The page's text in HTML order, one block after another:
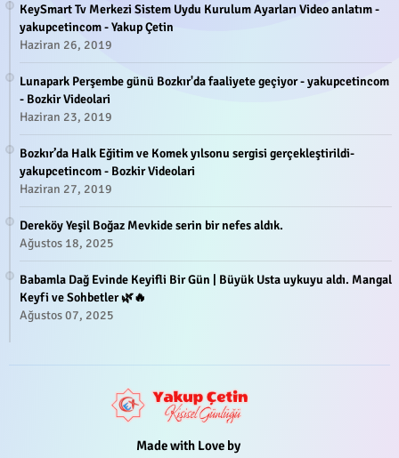
KeySmart Tv Merkezi Sistem Uydu Kurulum Ayarları Video anlatım -
yakupcetincom - Yakup Çetin
Haziran 26, 2019
Lunapark Perşembe günü Bozkır'da faaliyete geçiyor - yakupcetincom
- Bozkir Videolari
Haziran 23, 2019
Bozkır’da Halk Eğitim ve Komek yılsonu sergisi gerçekleştirildi-
yakupcetincom - Bozkir Videolari
Haziran 27, 2019
Dereköy Yeşil Boğaz Mevkide serin bir nefes aldık.
Ağustos 18, 2025
Babamla Dağ Evinde Keyifli Bir Gün | Büyük Usta uykuyu aldı. Mangal
Keyfi ve Sohbetler 🌿🔥
Ağustos 07, 2025
Made with Love by